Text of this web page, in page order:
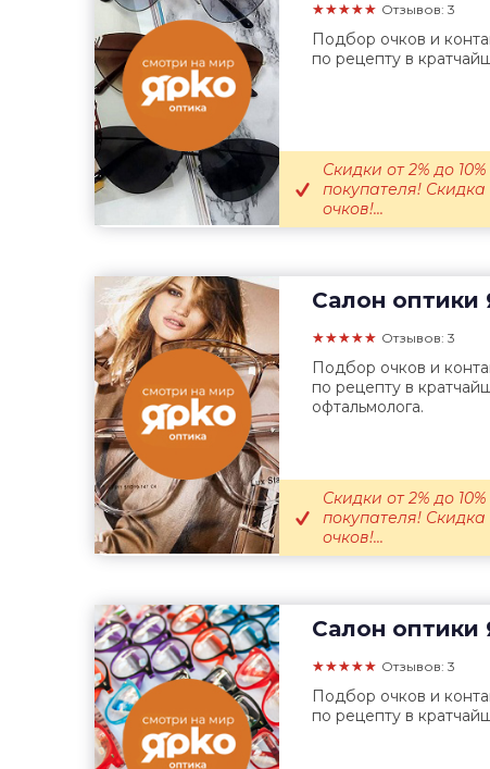
★★★★★ Отзывов: 3
Подбор очков и
по рецепту в
Скидки от 2% до
покупателя!
очков!...
Салон оптики
★★★★★ Отзывов: 3
Подбор очков и
по рецепту в
офтальмолога.
Скидки от 2% до
покупателя!
очков!...
Салон оптики
★★★★★ Отзывов: 3
Подбор очков и
по рецепту в